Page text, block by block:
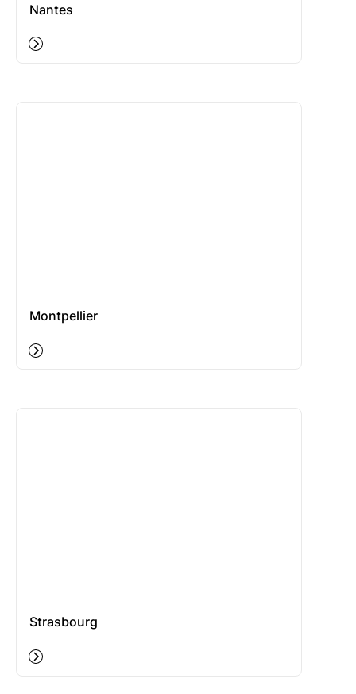
Nantes
Montpellier
Strasbourg